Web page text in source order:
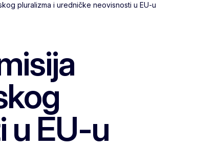
pluralizma i uredničke neovisnosti u EU-u
u EU-u